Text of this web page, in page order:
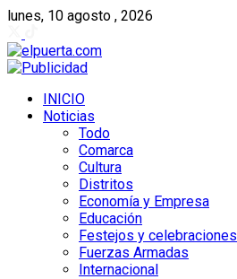
lunes, 10 agosto , 2026
INICIO
Noticias
Todo
Comarca
Cultura
Distritos
Economía y Empresa
Educación
Festejos y celebraciones
Fuerzas Armadas
Internacional